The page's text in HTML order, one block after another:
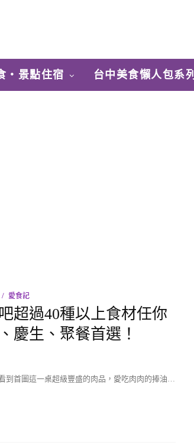
‧景點住宿 台中美食懶人包系列
愛食記
超過40種以上食材任你
慶生、聚餐首選！
到首圖這一桌超級豐盛的肉品，愛吃肉肉的捧油…